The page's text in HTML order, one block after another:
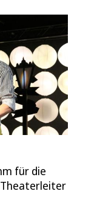
für die
Theaterleiter